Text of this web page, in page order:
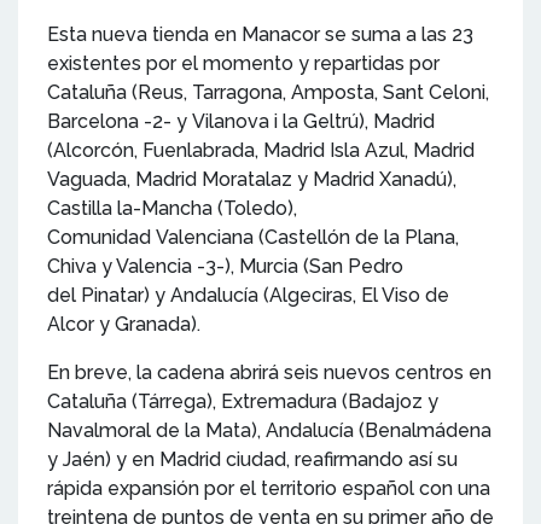
Esta nueva tienda en Manacor se suma a las 23
existentes por el momento y repartidas por
Cataluña (Reus, Tarragona, Amposta, Sant Celoni,
Barcelona -2- y Vilanova i la Geltrú), Madrid
(Alcorcón, Fuenlabrada, Madrid Isla Azul, Madrid
Vaguada, Madrid Moratalaz y Madrid Xanadú),
Castilla la-Mancha (Toledo),
Comunidad Valenciana (Castellón de la Plana,
Chiva y Valencia -3-), Murcia (San Pedro
del Pinatar) y Andalucía (Algeciras, El Viso de
Alcor y Granada).
En breve, la cadena abrirá seis nuevos centros en
Cataluña (Tárrega), Extremadura (Badajoz y
Navalmoral de la Mata), Andalucía (Benalmádena
y Jaén) y en Madrid ciudad, reafirmando así su
rápida expansión por el territorio español con una
treintena de puntos de venta en su primer año de